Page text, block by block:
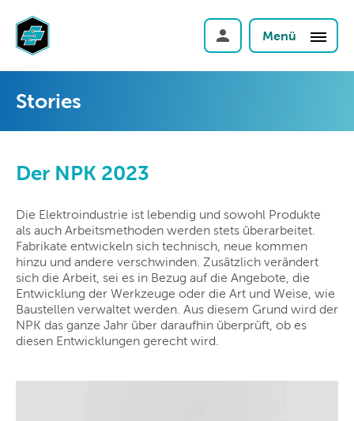
Menü
Stories
Der NPK 2023
Die Elektroindustrie ist lebendig und sowohl Produkte
als auch Arbeitsmethoden werden stets überarbeitet.
Fabrikate entwickeln sich technisch, neue kommen
hinzu und andere verschwinden. Zusätzlich verändert
sich die Arbeit, sei es in Bezug auf die Angebote, die
Entwicklung der Werkzeuge oder die Art und Weise, wie
Baustellen verwaltet werden. Aus diesem Grund wird der
NPK das ganze Jahr über daraufhin überprüft, ob es
diesen Entwicklungen gerecht wird.